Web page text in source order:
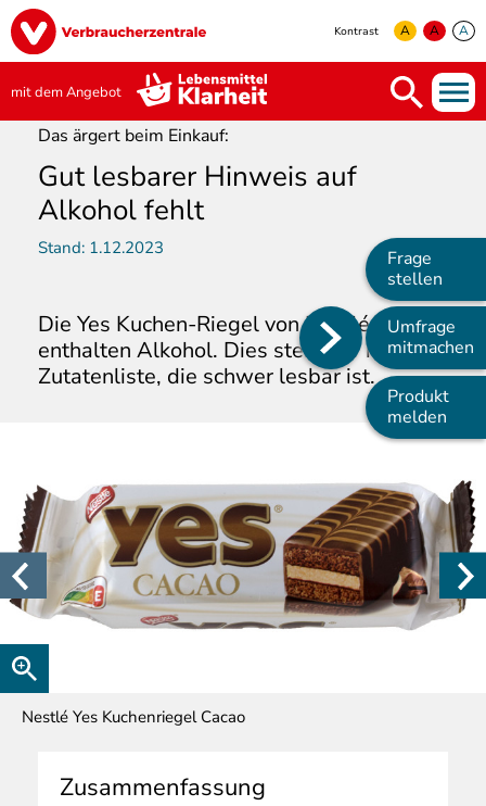
Direkt
zum
Inhalt
Image
Kontrast A A A
mit dem Angebot
Main
navigation
Frage
stellen
Umfrage
mitmachen
Produkt
melden
Das ärgert beim Einkauf:
Gut lesbarer Hinweis auf
Alkohol fehlt
Stand: 1.12.2023
Die Yes Kuchen-Riegel von Nestlé
enthalten Alkohol. Dies steht nur in der
Zutatenliste, die schwer lesbar ist.
Nestlé Yes Kuchenriegel Cacao
Zusammenfassung